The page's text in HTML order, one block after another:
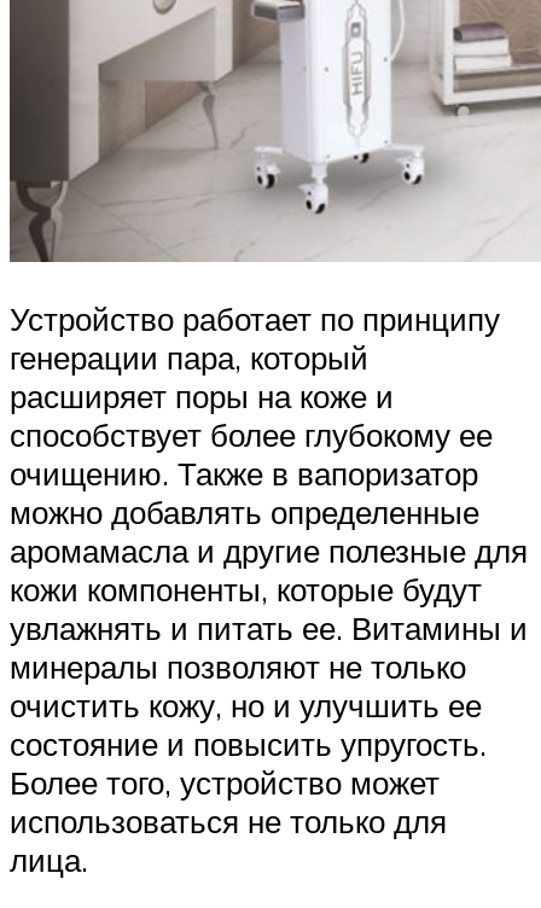
Устройство работает по принципу
генерации пара, который
расширяет поры на коже и
способствует более глубокому ее
очищению. Также в вапоризатор
можно добавлять определенные
аромамасла и другие полезные для
кожи компоненты, которые будут
увлажнять и питать ее. Витамины и
минералы позволяют не только
очистить кожу, но и улучшить ее
состояние и повысить упругость.
Более того, устройство может
использоваться не только для
лица.